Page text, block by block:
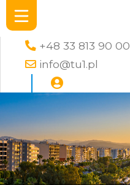
+48 33 813 90 00
info@tu1.pl